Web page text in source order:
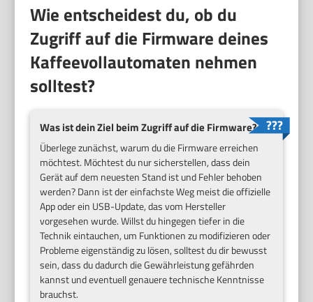
Wie entscheidest du, ob du
Zugriff auf die Firmware deines
Kaffeevollautomaten nehmen
solltest?
Was ist dein Ziel beim Zugriff auf die Firmware?
Überlege zunächst, warum du die Firmware erreichen
möchtest. Möchtest du nur sicherstellen, dass dein
Gerät auf dem neuesten Stand ist und Fehler behoben
werden? Dann ist der einfachste Weg meist die offizielle
App oder ein USB-Update, das vom Hersteller
vorgesehen wurde. Willst du hingegen tiefer in die
Technik eintauchen, um Funktionen zu modifizieren oder
Probleme eigenständig zu lösen, solltest du dir bewusst
sein, dass du dadurch die Gewährleistung gefährden
kannst und eventuell genauere technische Kenntnisse
brauchst.